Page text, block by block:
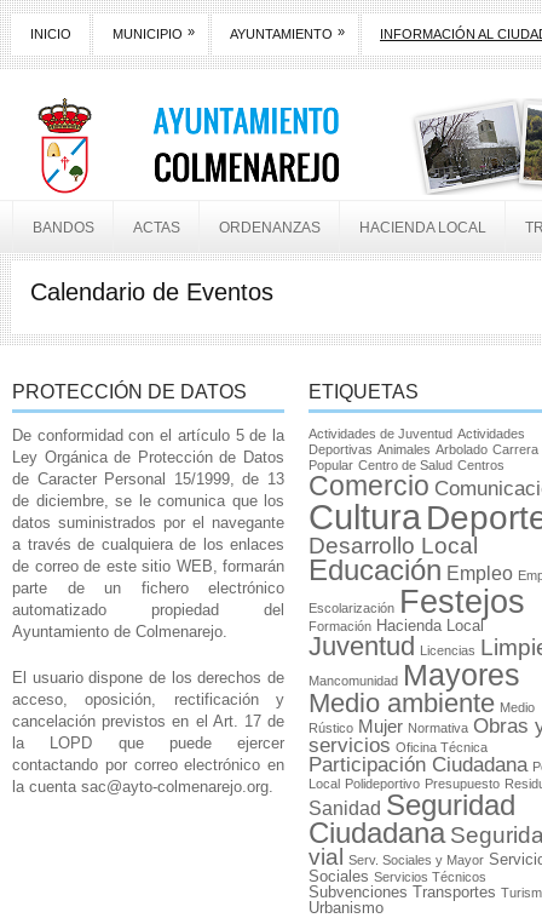
INICIO MUNICIPIO » AYUNTAMIENTO » INFORMACIÓN AL
BANDOS ACTAS ORDENANZAS HACIENDA LOCAL
Calendario de Eventos
PROTECCIÓN DE DATOS
De conformidad con el artículo 5 de la
Ley Orgánica de Protección de Datos
de Caracter Personal 15/1999, de 13
de diciembre, se le comunica que los
datos suministrados por el navegante
a través de cualquiera de los enlaces
de correo de este sitio WEB, formarán
parte de un fichero electrónico
automatizado propiedad del
Ayuntamiento de Colmenarejo.
El usuario dispone de los derechos de
acceso, oposición, rectificación y
cancelación previstos en el Art. 17 de
la LOPD que puede ejercer
contactando por correo electrónico en
la cuenta sac@ayto-colmenarejo.org.
ETIQUETAS
Actividades de Juventud Actividades
Deportivas Animales Arbolado Carrera
Popular Centro de Salud Centros
Comercio
Cultura
Desarrollo Local
Educación Empleo
Escolarización Festejos
Formación Hacienda Local
Juventud Licencias
Mancomunidad Mayores
Medio ambiente Medio
Rústico Mujer Normativa Obras
servicios Oficina Técnica
Participación Ciudadana
Local Polideportivo Presupuesto
Sanidad Seguridad
Ciudadana
vial
Serv. Sociales y Mayor
Sociales Servicios Técnicos
Subvenciones Transportes
Urbanismo